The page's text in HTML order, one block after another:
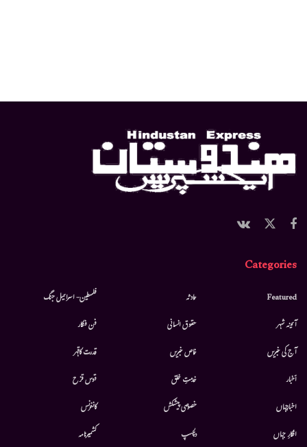
Categories
Featured
آئینہ شہر
آج کی خبریں
أخبار
اخبارجہاں
افکارِ جہاں
حادثہ
حقوق انسانی
خاص خبریں
خدمتِ خلق
خصوصی پیشکش
دلچسپ
فلسطین- اسرائیل جنگ
فن فنکار
قدرت کاقہر
قوس قزح
کانفرنس
کشمیرنامہ